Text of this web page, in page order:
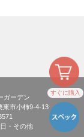
すぐに購入
ガーデン
東市小柿9-4-13
・その他